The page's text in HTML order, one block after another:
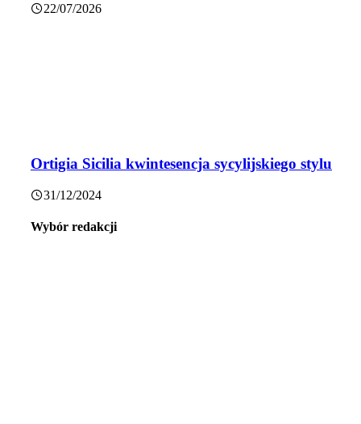
22/07/2026
Ortigia Sicilia kwintesencja sycylijskiego stylu
31/12/2024
Wybór redakcji